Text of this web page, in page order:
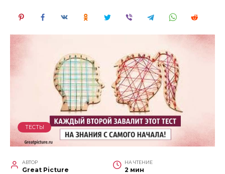
ТЕСТЫ
АВТОР
Great Picture
НА ЧТЕНИЕ
2 мин